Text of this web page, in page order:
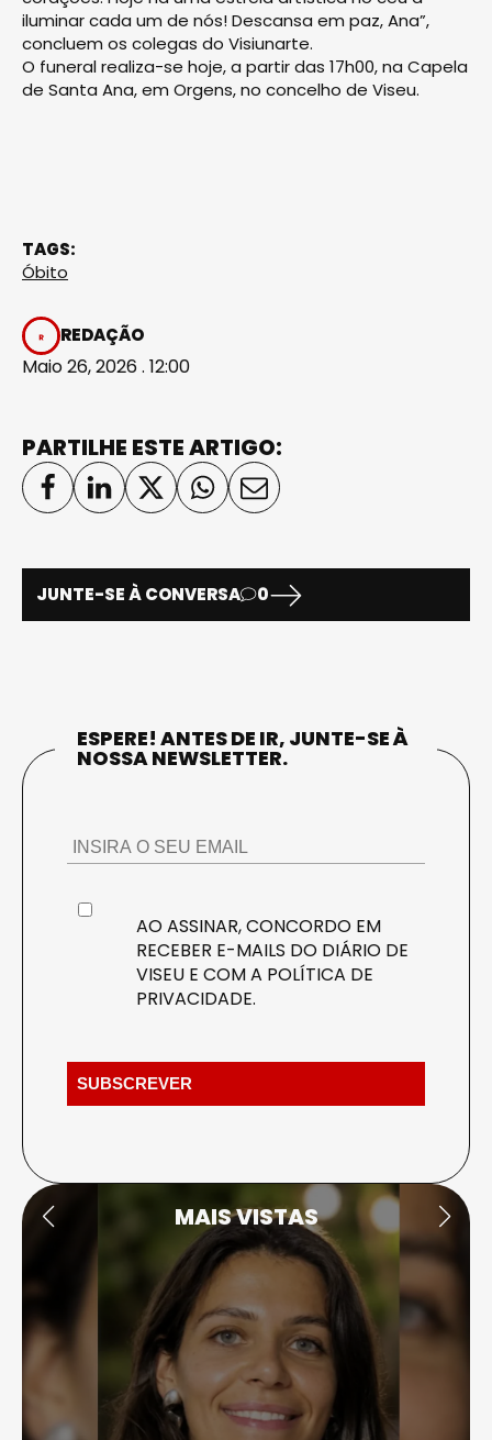
iluminar cada um de nós! Descansa em paz, Ana”,
concluem os colegas do Visiunarte.
O funeral realiza-se hoje, a partir das 17h00, na Capela
de Santa Ana, em Orgens, no concelho de Viseu.
TAGS:
Óbito
REDAÇÃO
Maio 26, 2026 . 12:00
PARTILHE ESTE ARTIGO:
JUNTE-SE À CONVERSA 0
ESPERE! ANTES DE IR, JUNTE-SE À
NOSSA NEWSLETTER.
AO ASSINAR, CONCORDO EM
RECEBER E-MAILS DO DIÁRIO DE
VISEU E COM A POLÍTICA DE
PRIVACIDADE.
MAIS VISTAS